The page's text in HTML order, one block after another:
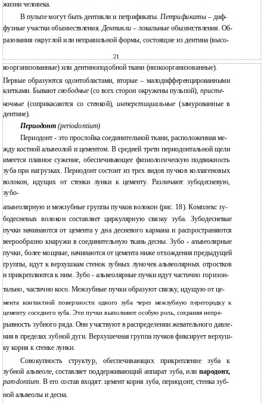
жизни человека.
В пульпе могут быть дентикли и петрификаты.Петрификаты – диф-
фузные участки обызвествления.Дентикли –локальные обызвествления. Об-
разования округлой или неправильной формы, состоящие из дентина (высо-
21
коорганизованные) или дентиноподобной ткани (низкоорганизованные).
Первые образуются одонтобластами, вторые – малодифференцированными
клетками. Бывают свободные(со всех сторон окружены пульпой), присте-
ночные (соприкасаются со стенкой), интерстициальные (замурованные в
дентине).
Периодонт(periodontium)
Периодонт - это прослойка соединительной ткани, расположенная ме-
жду костной альвеолой и цементом. В средней трети периодонтальной щели
имеется плавное сужение, обеспечивающее физиологическую подвижность
зуба при нагрузках. Периодонт состоит из трех видов пучков коллагеновых
волокон, идущих от стенки лунки к цементу. Различают зубодесневую,
зубо-
альвеолярную и межзубные группы пучков волокон (рис. 18). Комплекс зу-
бодесневых волокон составляет циркулярную связку зуба. Зубодесневые
пучки начинаются от цемента у дна десневого кармана и распространяются
веерообразно кнаружи в соединительную ткань десны. Зубо - альвеолярные
пучки, более мощные, начинаются от цемента ниже отхождения предыдущей
группы, идут к верхушкам стенок зубных луночек альвеолярных отростков
и прикрепляются к ним. Зубо - альвеолярные пучки идут частично горизон-
тально, частично косо. Межзубные пучки образуют связку, идущую от це-
мента контактной поверхности одного зуба через межзубную перегородку к
цементу соседнего зуба. Эти пучки выполняют особую роль, сохраняя непре-
рывность зубного ряда. Они участвуют в распределении жевательного давле-
ния в пределах зубной дуги. Верхушечная группа пучков фиксирует верхуш-
ку корня к стенке лунки.
Совокупность структур, обеспечивающих прикрепление зуба к
зубной альвеоле, составляет поддерживающий аппарат зуба, илипародонт,
parodontium. В его состав входят: цемент корня зуба, периодонт, стенка зуб-
ной альвеолы и десна.